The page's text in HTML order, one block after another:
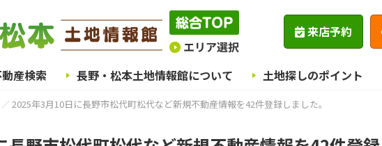
来店予約
産検索 長野・松本土地情報館について 土地探しのポイント
2025年3月10日に長野市松代町松代など新規不動産情報を42件登録しました。